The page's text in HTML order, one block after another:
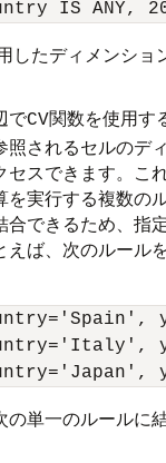
したディメンショ
でCV関数を使用す
照されるセルのデ
スできます。こ
を実行する複数の
合できるため、指
えば、次のルール
の単一のルールに